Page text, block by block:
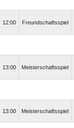
12:00 Freundschaftsspiel
13:00 Meisterschaftsspiel
13:00 Meisterschaftsspiel